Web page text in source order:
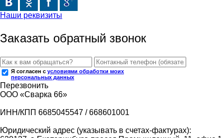
Наши реквизиты
Заказать обратный звонок
Я согласен с условиями обработки моих
персональных данных
Перезвонить
ООО «Сварка 66»
ИНН/КПП 6685045547 / 668601001
Юридический адрес (указывать в счетах-фактурах):